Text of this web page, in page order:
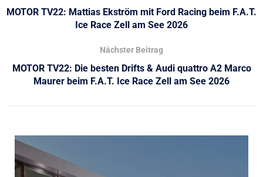
MOTOR TV22: Mattias Ekström mit Ford Racing beim F.A.T.
Ice Race Zell am See 2026
Nächster Beitrag
MOTOR TV22: Die besten Drifts & Audi quattro A2 Marco
Maurer beim F.A.T. Ice Race Zell am See 2026